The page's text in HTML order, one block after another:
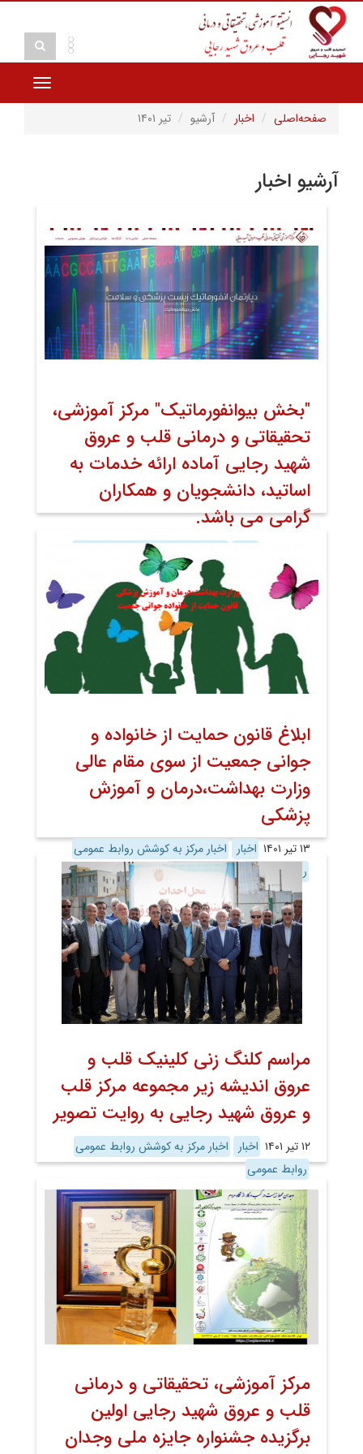
Toggle
صفحه‌اصلی
اخبار آرشیو تیر ۱۴۰۱
آرشیو اخبار
"بخش بیوانفورماتیک" مرکز آموزشی،
تحقیقاتی و درمانی قلب و عروق
شهید رجایی آماده ارائه خدمات به
اساتید، دانشجویان و همکاران
گرامی می باشد.
اخبار مرکز به کوشش روابط عمومی
روابط عمومی
معاونت پژوهش
ابلاغ قانون حمایت از خانواده و
جوانی جمعیت از سوی مقام عالی
وزارت بهداشت،درمان و آموزش
پزشکی
۱۳ تیر ۱۴۰۱ اخبار
اخبار مرکز به کوشش روابط عمومی
روابط عمومی
معاونت آموزش
مراسم کلنگ زنی کلینیک قلب و
عروق اندیشه زیر مجموعه مرکز قلب
و عروق شهید رجایی به روایت تصویر
۱۲ تیر ۱۴۰۱ اخبار
اخبار مرکز به کوشش روابط عمومی
روابط عمومی
مرکز آموزشی، تحقیقاتی و درمانی
قلب و عروق شهید رجایی اولین
برگزیده جشنواره جایزه ملی وجدان